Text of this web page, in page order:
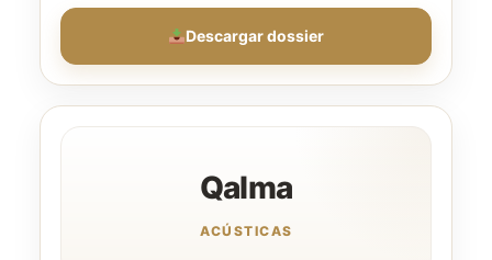
Descargar dossier
Qalma
ACÚSTICAS